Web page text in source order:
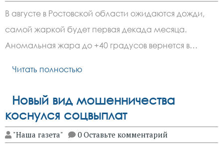
В августе в Ростовской области ожидаются дожди,
самой жаркой будет первая декада месяца.
Аномальная жара до +40 градусов вернется в…
Читать полностью
Новый вид мошенничества
коснулся соцвыплат
"Наша газета" 0 Оставьте комментарий